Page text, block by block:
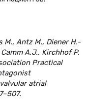
M., Antz M., Diener H.-
A.J., Kirchhof P.
Practical
atrial